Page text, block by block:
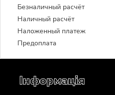
Безналичный расчёт
Наличный расчёт
Наложенный платеж
Предоплата
Інформація